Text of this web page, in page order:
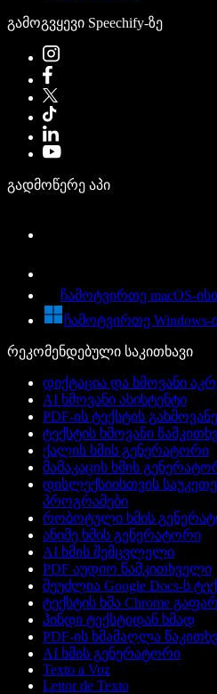
გამოგვყევი Speechify-ზე
გადმოწერე აპი
ჩამოტვირთე macOS-
ჩამოტვირთე Windows-
რეკომენდებული საკითხავი
დიქტაცია და ხმოვანი
AI ხმოვანი ასისტენტი
PDF-ის ტექსტის
ტექსტის ხმოვანი
ქალის ხმის გენერატორი
მამაკაცის ხმის
დისლექსიისთვის
პროგრამები
რობოტული ხმის
ანიმე ხმის გენერატორი
AI ხმის შემცვლელი
PDF აუდიო წამკითხველი
შეუძლია Google Docs-ს
ტექსტის ხმა Chrome
ჰინდი ტექსტიდან ხმად
PDF-ის ხმამაღლა
AI ხმის გენერატორი
Texto a Voz
Leitor de Texto